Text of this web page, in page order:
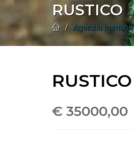
RUSTICO
Agenzia
RUSTICO
€ 35000,00